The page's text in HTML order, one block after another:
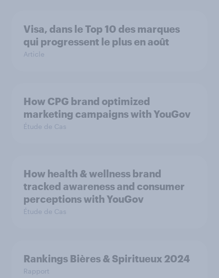
Visa, dans le Top 10 des marques
qui progressent le plus en août
Article
How CPG brand optimized
marketing campaigns with YouGov
Étude de Cas
How health & wellness brand
tracked awareness and consumer
perceptions with YouGov
Étude de Cas
Rankings Bières & Spiritueux 2024
Rapport